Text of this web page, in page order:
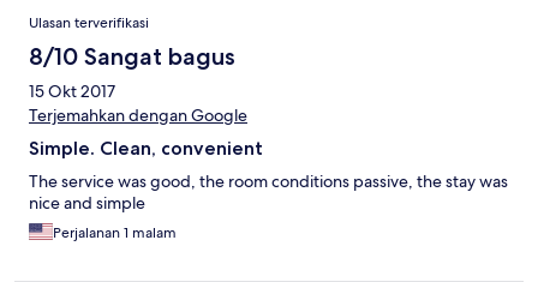
Ulasan terverifikasi
8/10 Sangat bagus
15 Okt 2017
Terjemahkan dengan Google
Simple. Clean, convenient
The service was good, the room conditions passive, the stay was
nice and simple
Perjalanan 1 malam